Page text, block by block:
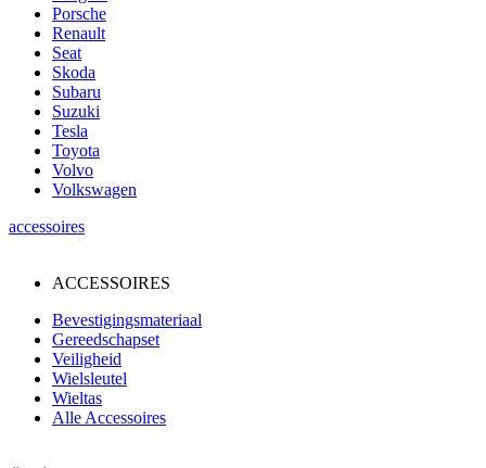
Porsche
Renault
Seat
Skoda
Subaru
Suzuki
Tesla
Toyota
Volvo
Volkswagen
accessoires
ACCESSOIRES
Bevestigingsmateriaal
Gereedschapset
Veiligheid
Wielsleutel
Wieltas
Alle Accessoires